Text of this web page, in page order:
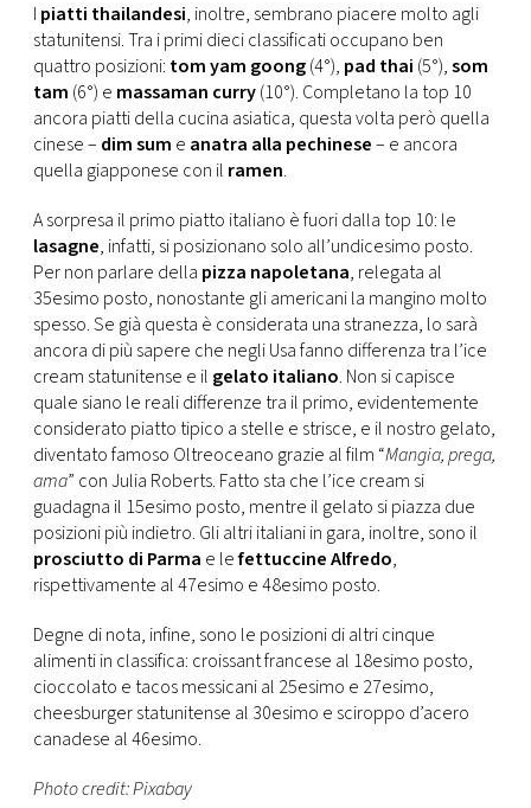
I piatti thailandesi, inoltre, sembrano piacere molto agli
statunitensi. Tra i primi dieci classificati occupano ben
quattro posizioni: tom yam goong(4°), pad thai (5°),som
tam (6°) e massaman curry(10°). Completano la top 10
ancora piatti della cucina asiatica, questa volta però quella
cinese – dim sum e anatra alla pechinese– e ancora
quella giapponese con il ramen.
A sorpresa il primo piatto italiano è fuori dalla top 10: le
lasagne, infatti, si posizionano solo all’undicesimo posto.
Per non parlare della pizza napoletana, relegata al
35esimo posto, nonostante gli americani la mangino molto
spesso. Se già questa è considerata una stranezza, lo sarà
ancora di più sapere che negli Usa fanno differenza tra l’ice
cream statunitense e il gelato italiano. Non si capisce
quale siano le reali differenze tra il primo, evidentemente
considerato piatto tipico a stelle e strisce, e il nostro gelato,
diventato famoso Oltreoceano grazie al film “Mangia, prega,
ama” con Julia Roberts. Fatto sta che l’ice cream si
guadagna il 15esimo posto, mentre il gelato si piazza due
posizioni più indietro. Gli altri italiani in gara, inoltre, sono il
prosciutto di Parma e lefettuccine Alfredo,
rispettivamente al 47esimo e 48esimo posto.
Degne di nota, infine, sono le posizioni di altri cinque
alimenti in classifica: croissant francese al 18esimo posto,
cioccolato e tacos messicani al 25esimo e 27esimo,
cheesburger statunitense al 30esimo e sciroppo d’acero
canadese al 46esimo.
Photo credit: Pixabay